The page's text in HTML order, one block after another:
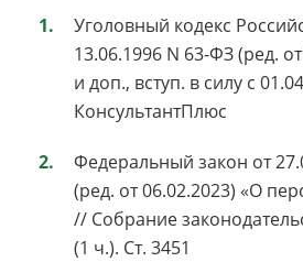
Уголовный кодекс
13.06.1996 N 63-ФЗ (ред.
и доп., вступ. в силу с
КонсультантПлюс
Федеральный закон от
(ред. от 06.02.2023) «О
// Собрание
(1 ч.). Ст. 3451